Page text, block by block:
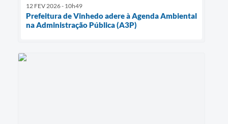
12 FEV 2026 - 10h49
Prefeitura de Vinhedo adere à Agenda Ambiental
na Administração Pública (A3P)